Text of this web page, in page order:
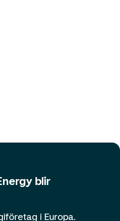
blir
i Europa.